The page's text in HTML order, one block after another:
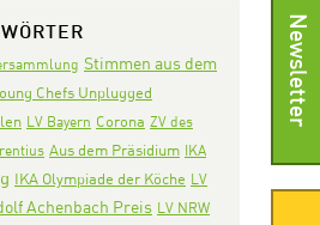
Stimmen aus dem
Chefs Unplugged
LV Bayern Corona ZV des
Aus dem Präsidium IKA
IKA Olympiade der Köche LV
Achenbach Preis LV NRW
Newsletter